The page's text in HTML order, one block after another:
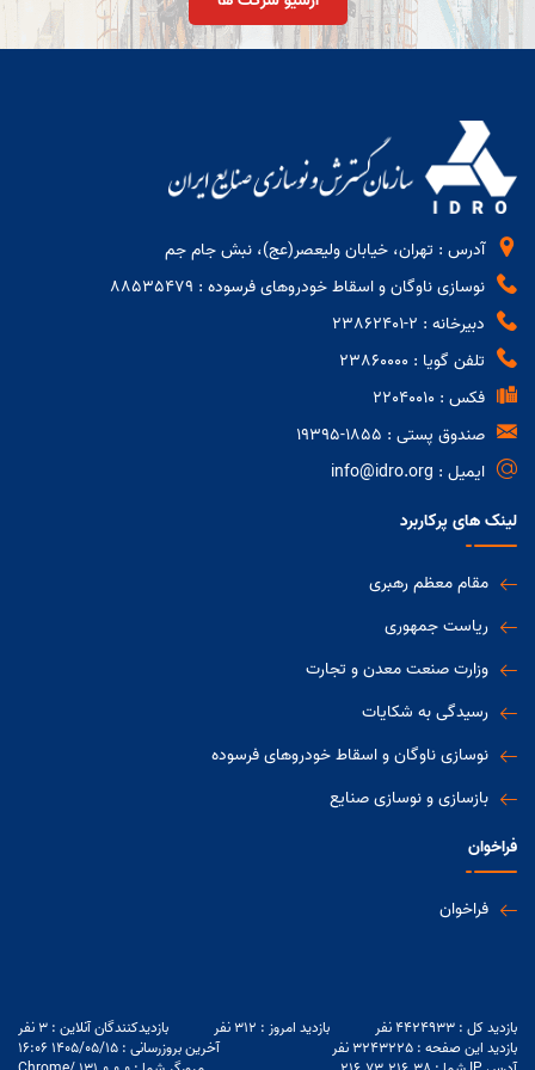
آدرس : تهران، خیابان ولیعصر(عج)، نبش جام جم
نوسازی ناوگان و اسقاط خودروهای فرسوده : 88535479
دبیرخانه : 2-23862401
تلفن گویا : 23860000
فکس : 22040010
صندوق پستی : 1855-19395
ایمیل : info@idro.org
لینک های پرکاربرد
مقام معظم رهبری
ریاست جمهوری
وزارت صنعت معدن و تجارت
رسیدگی به شکایات
نوسازی ناوگان و اسقاط خودروهای فرسوده
بازسازی و نوسازی صنایع
فراخوان
فراخوان
بازدید کل : 4424933 نفر بازدید امروز : 312 نفر
بازدیدکنندگان آنلاین : 3 نفر
بازدید این صفحه : 3243225 نفر
آخرین بروزرسانی : 1405/05/15 16:06